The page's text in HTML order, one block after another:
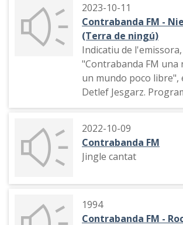
2023-10-11
Contrabanda FM -
(Terra de ningú)
Indicatiu de
"Contrabanda FM una
un mundo poco libre",
Detlef Jesgarz.
l'acte de presentació
paraules de Lupe
2022-10-09
Contrabanda FM
Jingle cantat
1994
Contrabanda FM -